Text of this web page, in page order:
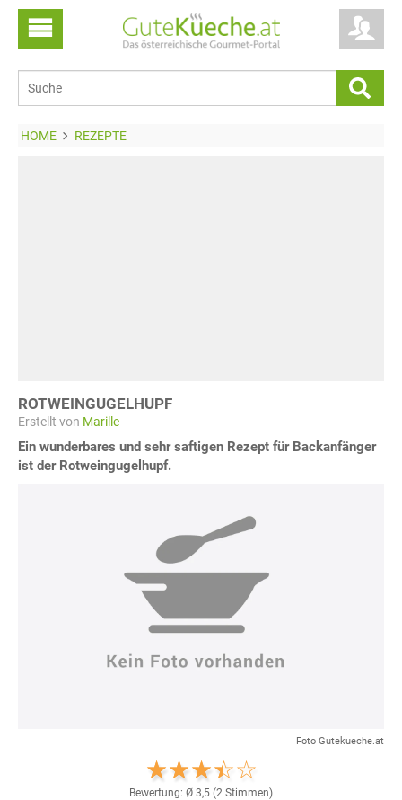
HOME REZEPTE
ROTWEINGUGELHUPF
Erstellt von Marille
Ein wunderbares und sehr saftigen Rezept für Backanfänger
ist der Rotweingugelhupf.
Foto Gutekueche.at
Bewertung: Ø 3,5 (2 Stimmen)